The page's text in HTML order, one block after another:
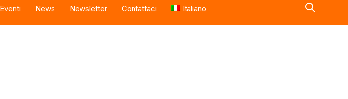
Eventi News Newsletter Contattaci Italiano